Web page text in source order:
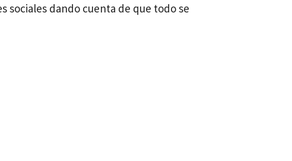
sociales dando cuenta de que todo se